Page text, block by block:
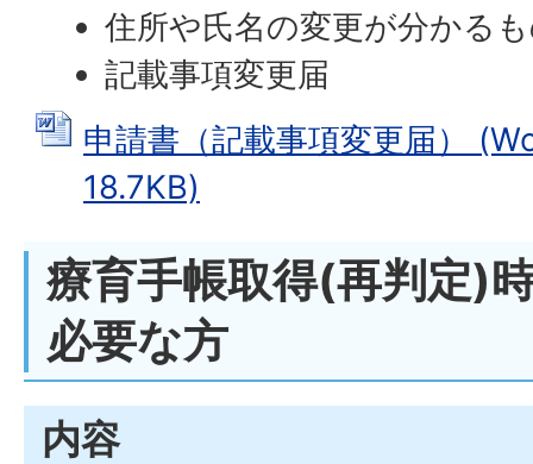
住所や氏名の変更が分かる
記載事項変更届
申請書（記載事項変更届）
18.7KB)
療育手帳取得(再判定)
必要な方
内容